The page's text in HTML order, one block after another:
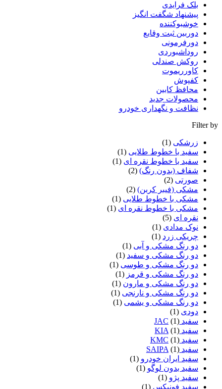
بلک فرایدی
پیشنهاد شگفت انگیز
خوشبوکننده
دوربین ثبت وقایع
دورفرمونی
روداشبوردی
روکش صندلی
کاورریموت
کفپوش
محافظ کابین
محصولات جدید
نظافت و نگهداری خودرو
Filter by
زرشکی (1)
سفید با خطوط طلایی (1)
سفید با خطوط نقره ای (1)
شفاف (بدون رنگ) (2)
صورتی (2)
مشکی (فیبر کربن) (2)
مشکی با خطوط طلایی (1)
مشکی با خطوط نقره ای (1)
نقره ای (5)
نوک مدادی (1)
چریکی زرد (1)
دو رنگ مشکی و آبی (1)
دو رنگ مشکی و سفید (1)
دو رنگ مشکی و طوسی (1)
دو رنگ مشکی و قرمز (1)
دو رنگ مشکی و مارون (1)
دو رنگ مشکی و نارنجی (1)
دو رنگ مشکی و یشمی (1)
دودی (1)
سفید JAC (1)
سفید KIA (1)
سفید KMC (1)
سفید SAIPA (1)
سفید ایران خودرو (1)
سفید بدون لوگو (1)
سفید پژو (1)
سفید فونیکس (1)